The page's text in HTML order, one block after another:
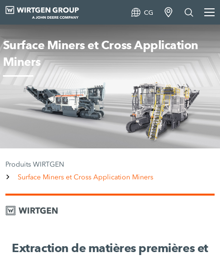
CG
Surface Miners et Cross Application
Miners
Produits WIRTGEN
Surface Miners et Cross Application Miners
Extraction de matières premières et